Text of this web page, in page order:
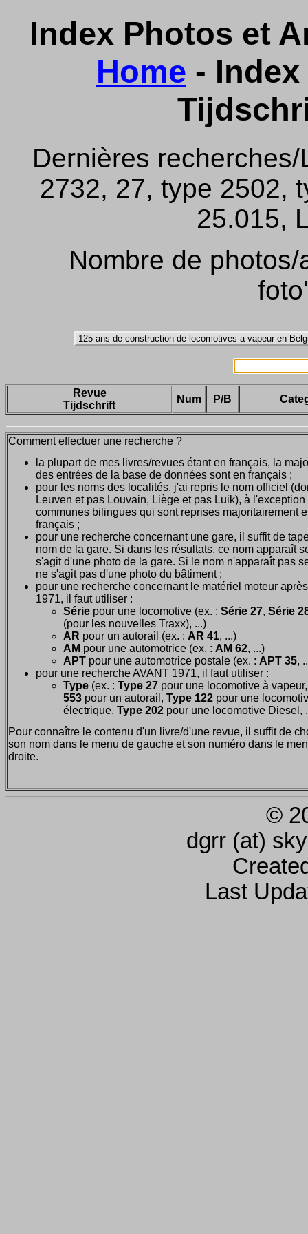
Index Photos et
Home -
Dernières
2732, 27, type 2502,
25.015,
Nombre de
Revue
Tijdschrift
Num P/B
Comment effectuer une recherche ?
la plupart de mes livres/revues étant en français, la
des entrées de la base de données sont en français ;
pour les noms des localités, j'ai repris le nom officiel
Leuven et pas Louvain, Liège et pas Luik), à l'exception
communes bilingues qui sont reprises majoritairement
français ;
pour une recherche concernant une gare, il suffit de
nom de la gare. Si dans les résultats, ce nom apparaît
s'agit d'une photo de la gare. Si le nom n'apparaît pas
ne s'agit pas d'une photo du bâtiment ;
pour une recherche concernant le matériel moteur après
1971, il faut utiliser :
Série pour une locomotive (ex. : Série 27, Série
(pour les nouvelles Traxx), ...)
AR pour un autorail (ex. : AR 41, ...)
AM pour une automotrice (ex. : AM 62, ...)
APT pour une automotrice postale (ex. : APT 35,
pour une recherche AVANT 1971, il faut utiliser :
Type (ex. : Type 27 pour une locomotive à
553 pour un autorail, Type 122 pour une
électrique, Type 202 pour une locomotive Diesel,
Pour connaître le contenu d'un livre/d'une revue, il suffit de
son nom dans le menu de gauche et son numéro dans le
droite.
©
dgrr (at)
Last